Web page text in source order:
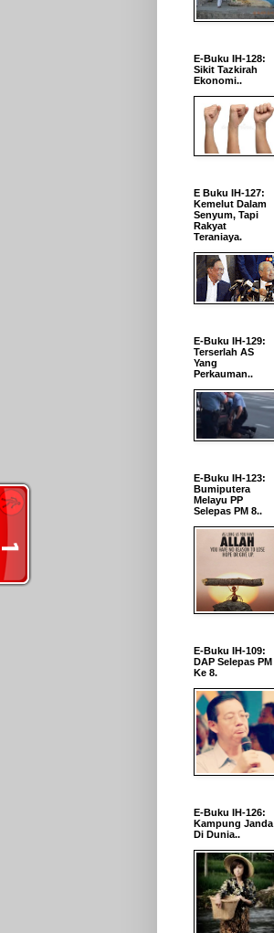
E-Buku IH-128:
Sikit Tazkirah
Ekonomi..
E Buku IH-127:
Kemelut Dalam
Senyum, Tapi
Rakyat
Teraniaya.
E-Buku IH-129:
Terserlah AS
Yang
Perkauman..
E-Buku IH-123:
Bumiputera
Melayu PP
Selepas PM 8..
E-Buku IH-109:
DAP Selepas PM
Ke 8.
E-Buku IH-126:
Kampung Janda
Di Dunia..